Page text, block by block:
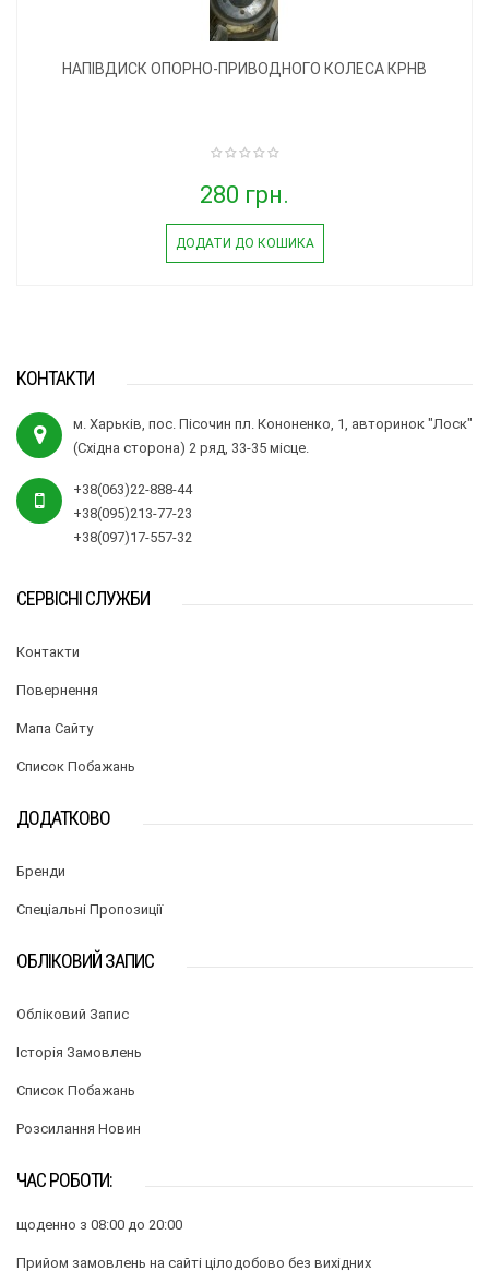
НАПІВДИСК ОПОРНО-ПРИВОДНОГО КОЛЕСА КРНВ
280 грн.
ДОДАТИ ДО КОШИКА
КОНТАКТИ
м. Харьків, пос. Пісочин пл. Кононенко, 1, авторинок "Лоск"
(Східна сторона) 2 ряд, 33-35 місце.
+38(063)22-888-44
+38(095)213-77-23
+38(097)17-557-32
СЕРВІСНІ СЛУЖБИ
Контакти
Повернення
Мапа Сайту
Список Побажань
ДОДАТКОВО
Бренди
Спеціальні Пропозиції
ОБЛІКОВИЙ ЗАПИС
Обліковий Запис
Історія Замовлень
Список Побажань
Розсилання Новин
ЧАС РОБОТИ:
щоденно з 08:00 до 20:00
Прийом замовлень на сайті цілодобово без вихідних